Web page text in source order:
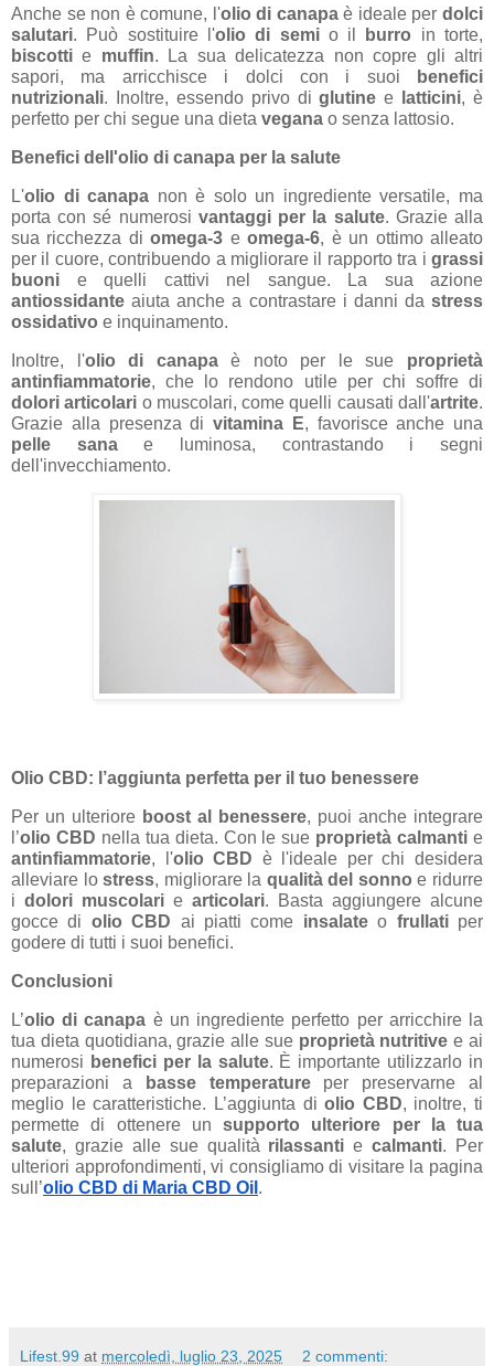
Anche se non è comune, l'olio di canapaè ideale perdolci
salutari. Può sostituire l'olio di semio il burro in torte,
biscotti e muffin. La sua delicatezza non copre gli altri
sapori, ma arricchisce i dolci con i suoi
benefici
nutrizionali. Inoltre, essendo privo diglutine e latticini, è
perfetto per chi segue una dieta vegana o senza lattosio.
Benefici dell'olio di canapa per la salute
L'olio di canapa non è solo un ingrediente versatile, ma
porta con sé numerosi vantaggi per la salute. Grazie alla
sua ricchezza diomega-3 eomega-6, è un ottimo alleato
per il cuore, contribuendo a migliorare il rapporto tra i grassi
buoni e quelli cattivi nel sangue. La sua azione
antiossidante aiuta anche a contrastare i danni da stress
ossidativo e inquinamento.
Inoltre, l'olio di canapaè noto per le sue proprietà
antinfiammatorie, che lo rendono utile per chi soffre di
dolori articolari o muscolari, come quelli causati dall'artrite.
Grazie alla presenza di vitamina E, favorisce anche una
pelle sanae luminosa, contrastando i segni
dell'invecchiamento.
Olio CBD: l’aggiunta perfetta per il tuo benessere
Per un ulteriore boost al benessere, puoi anche integrare
l’olio CBD nella tua dieta. Con le sue proprietà calmanti e
antinfiammatorie, l'olio CBD è l'ideale per chi desidera
alleviare lostress, migliorare la qualità del sonno e ridurre
i dolori muscolari e articolari. Basta aggiungere alcune
gocce di olio CBD ai piatti come insalateo frullatiper
godere di tutti i suoi benefici.
Conclusioni
L’olio di canapa è un ingrediente perfetto per arricchire la
tua dieta quotidiana, grazie alle sue proprietà nutritive e ai
numerosi benefici per la salute. È importante utilizzarlo in
preparazioni a
basse temperatureper preservarne al
meglio le caratteristiche. L’aggiunta diolio CBD, inoltre, ti
permette di ottenere un supporto ulteriore per la tua
salute, grazie alle sue qualità rilassanti ecalmanti. Per
ulteriori approfondimenti, vi consigliamo di visitare la pagina
sull’olio CBD di Maria CBD Oil .
Lifest.99 at mercoledì, luglio 23, 2025 2 commenti: